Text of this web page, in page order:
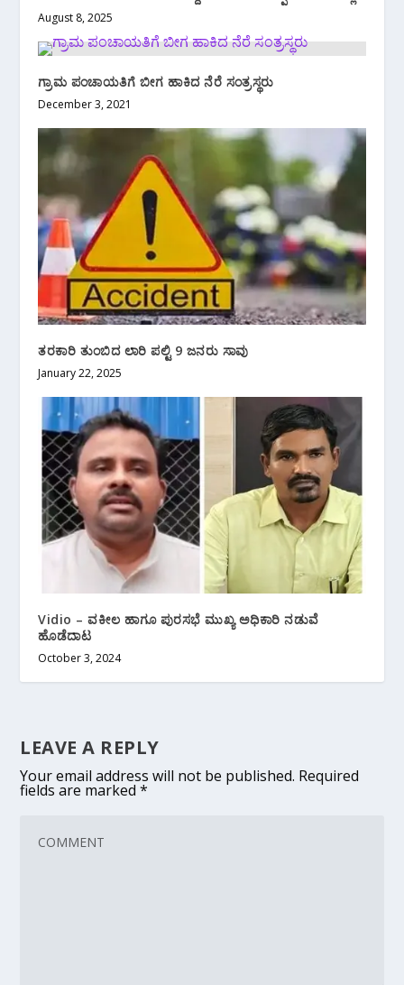
August 8, 2025
ಗ್ರಾಮ ಪಂಚಾಯತಿಗೆ ಬೀಗ ಹಾಕಿದ ನೆರೆ ಸಂತ್ರಸ್ಥರು
December 3, 2021
ತರಕಾರಿ ತುಂಬಿದ ಲಾರಿ ಪಲ್ಟಿ 9 ಜನರು ಸಾವು
January 22, 2025
Vidio – ವಕೀಲ ಹಾಗೂ ಪುರಸಭೆ ಮುಖ್ಯ ಅಧಿಕಾರಿ ನಡುವೆ
ಹೊಡೆದಾಟ
October 3, 2024
LEAVE A REPLY
Your email address will not be published. Required
fields are marked*